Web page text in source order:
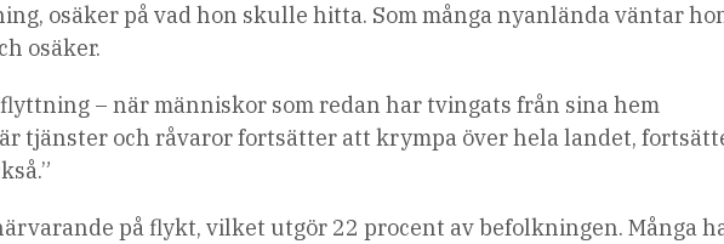
osäker på vad hon skulle hitta. Som många nyanlända väntar
osäker.
– när människor som redan har tvingats från sina hem
tjänster och råvaror fortsätter att krympa över hela landet,
på flykt, vilket utgör 22 procent av befolkningen. Många